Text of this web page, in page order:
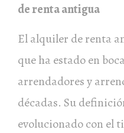
de renta antigua
El alquiler de renta
que ha estado en
arrendadores y
décadas. Su
evolucionado con el